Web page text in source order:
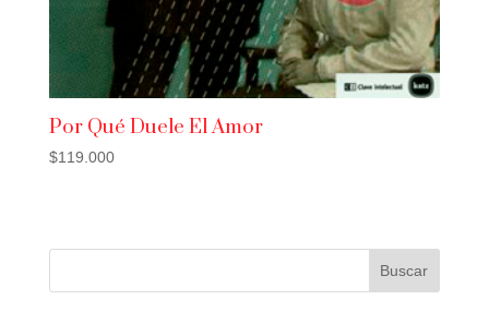
Por Qué Duele El Amor
$119.000
Buscar